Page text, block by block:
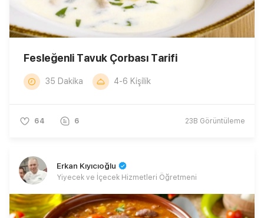
Fesleğenli Tavuk Çorbası Tarifi
35 Dakika 4-6 Kişilik
64 6 23B Görüntüleme
Erkan Kıyıcıoğlu
Yiyecek ve İçecek Hizmetleri Öğretmeni